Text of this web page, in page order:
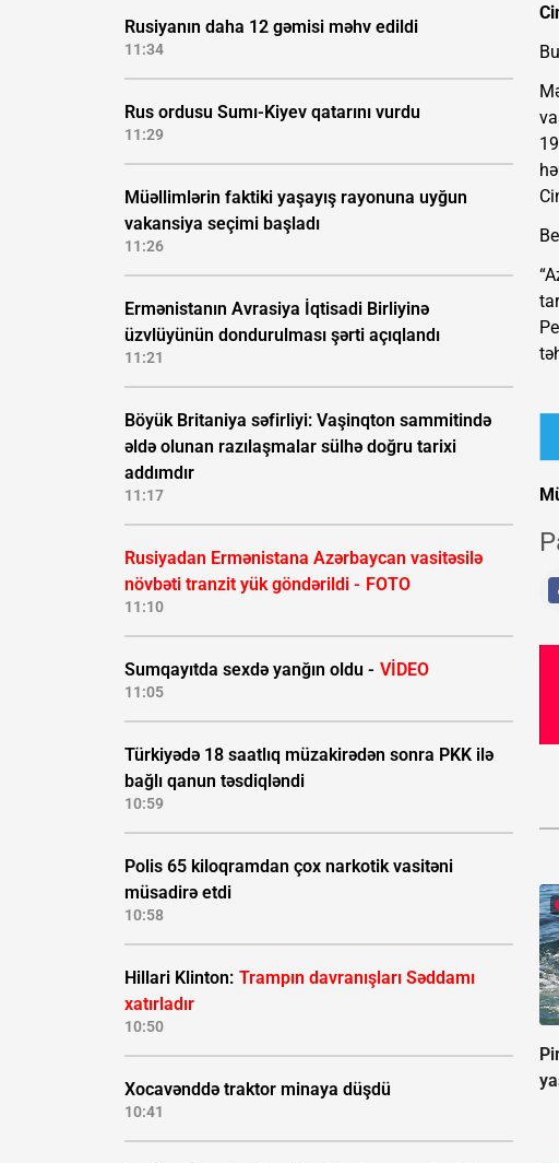
Rusiyanın daha 12 gəmisi məhv edildi
11:34
Rus ordusu Sumı-Kiyev qatarını vurdu
11:29
Müəllimlərin faktiki yaşayış rayonuna uyğun
vakansiya seçimi başladı
11:26
Ermənistanın Avrasiya İqtisadi Birliyinə
üzvlüyünün dondurulması şərti açıqlandı
11:21
Böyük Britaniya səfirliyi: Vaşinqton sammitində
əldə olunan razılaşmalar sülhə doğru tarixi
addımdır
11:17
Rusiyadan Ermənistana Azərbaycan vasitəsilə
növbəti tranzit yük göndərildi - FOTO
11:10
Sumqayıtda sexdə yanğın oldu - VİDEO
11:05
Türkiyədə 18 saatlıq müzakirədən sonra PKK ilə
bağlı qanun təsdiqləndi
10:59
Polis 65 kiloqramdan çox narkotik vasitəni
müsadirə etdi
10:58
Hillari Klinton: Trampın davranışları Səddamı
xatırladır
10:50
Xocavənddə traktor minaya düşdü
10:41